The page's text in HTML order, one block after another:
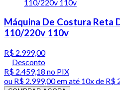
Máquina De Costura Reta
110/220v 110v
R$ 2.999,00
Desconto
R$ 2.459,18 no PIX
ou R$ 2.999,00em até 10x de R$